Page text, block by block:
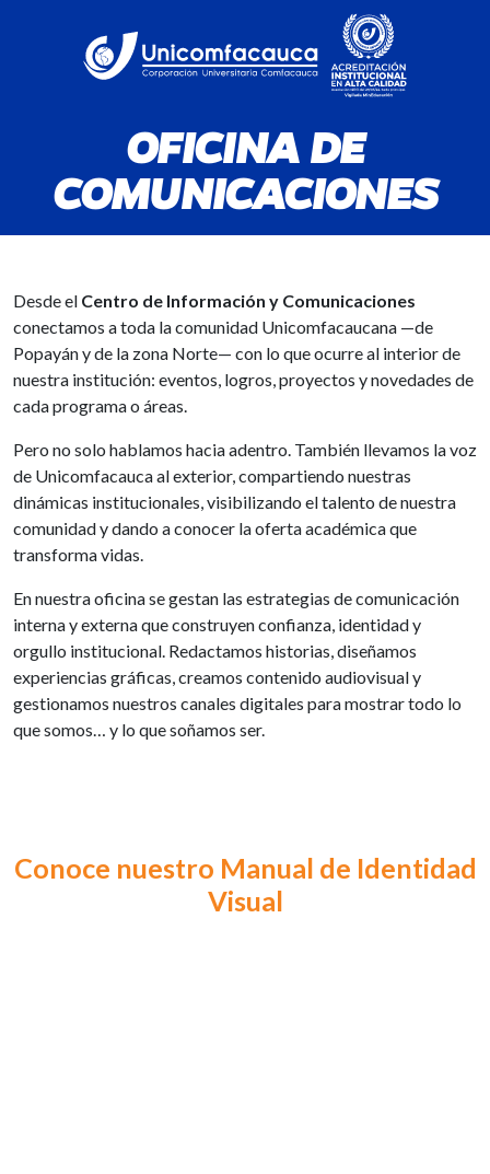
OFICINA DE
COMUNICACIONES
Desde el Centro de Información y Comunicaciones
conectamos a toda la comunidad Unicomfacaucana —de
Popayán y de la zona Norte— con lo que ocurre al interior de
nuestra institución: eventos, logros, proyectos y novedades de
cada programa o áreas.
Pero no solo hablamos hacia adentro. También llevamos la voz
de Unicomfacauca al exterior, compartiendo nuestras
dinámicas institucionales, visibilizando el talento de nuestra
comunidad y dando a conocer la oferta académica que
transforma vidas.
En nuestra oficina se gestan las estrategias de comunicación
interna y externa que construyen confianza, identidad y
orgullo institucional. Redactamos historias, diseñamos
experiencias gráficas, creamos contenido audiovisual y
gestionamos nuestros canales digitales para mostrar todo lo
que somos… y lo que soñamos ser.
Conoce nuestro Manual de Identidad
Visual